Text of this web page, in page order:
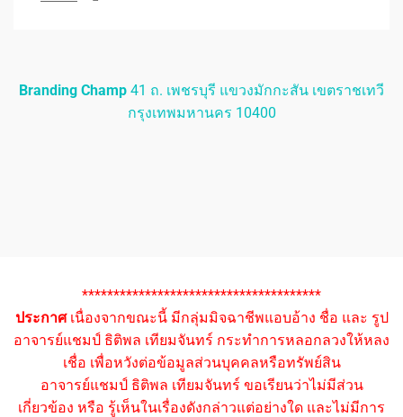
Branding Champ 41 ถ. เพชรบุรี แขวงมักกะสัน เขตราชเทวี
กรุงเทพมหานคร 10400
**************************************
ประกาศเนื่องจากขณะนี้ มีกลุ่มมิจฉาชีพแอบอ้าง ชื่อ และ รูป
อาจารย์แชมป์ ธิติพล เทียมจันทร์ กระทำการหลอกลวงให้หลง
เชื่อ เพื่อหวังต่อข้อมูลส่วนบุคคลหรือทรัพย์สิน
อาจารย์แชมป์ ธิติพล เทียมจันทร์ ขอเรียนว่าไม่มีส่วน
เกี่ยวข้อง หรือ รู้เห็นในเรื่องดังกล่าวแต่อย่างใด และไม่มีการ